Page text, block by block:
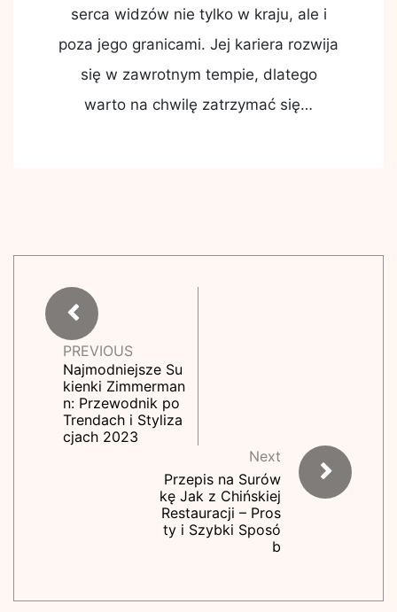
serca widzów nie tylko w kraju, ale i
poza jego granicami. Jej kariera rozwija
się w zawrotnym tempie, dlatego
warto na chwilę zatrzymać się…
PREVIOUS
Najmodniejsze Su
kienki Zimmerman
n: Przewodnik po
Trendach i Styliza
cjach 2023
Next
Przepis na Surów
kę Jak z Chińskiej
Restauracji – Pros
ty i Szybki Sposó
b